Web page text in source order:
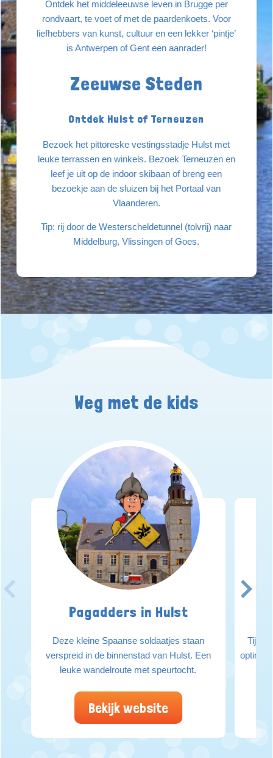
Ontdek het middeleeuwse leven in Brugge per
rondvaart, te voet of met de paardenkoets. Voor
liefhebbers van kunst, cultuur en een lekker ‘pintje’
is Antwerpen of Gent een aanrader!
Zeeuwse Steden
Ontdek Hulst of Terneuzen
Bezoek het pittoreske vestingsstadje Hulst met
leuke terrassen en winkels. Bezoek Terneuzen en
leef je uit op de indoor skibaan of breng een
bezoekje aan de sluizen bij het Portaal van
Vlaanderen.
Tip: rij door de Westerscheldetunnel (tolvrij) naar
Middelburg, Vlissingen of Goes.
Weg met de kids
Pagadders in Hulst
Deze kleine Spaanse soldaatjes staan
verspreid in de binnenstad van Hulst. Een
leuke wandelroute met speurtocht.
Bekijk website